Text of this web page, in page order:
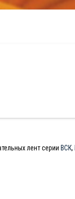
лент серии ВСК,